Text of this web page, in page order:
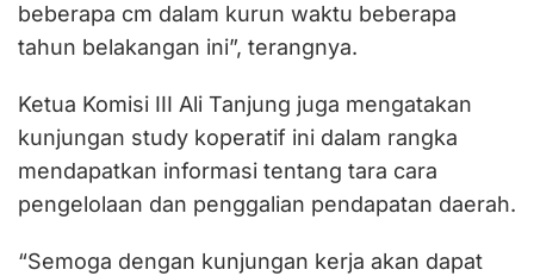
beberapa cm dalam kurun waktu beberapa
tahun belakangan ini”, terangnya.
Ketua Komisi III Ali Tanjung juga mengatakan
kunjungan study koperatif ini dalam rangka
mendapatkan informasi tentang tara cara
pengelolaan dan penggalian pendapatan daerah.
“Semoga dengan kunjungan kerja akan dapat